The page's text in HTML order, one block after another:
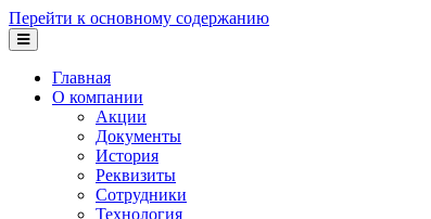
Перейти к основному содержанию
Главная
О компании
Акции
Документы
История
Реквизиты
Сотрудники
Технология